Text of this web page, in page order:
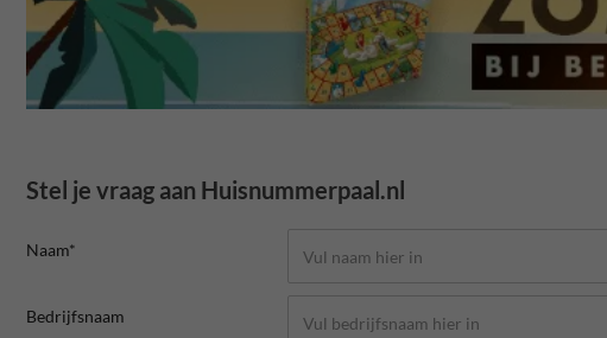
Stel je vraag aan Huisnummerpaal.nl
Naam*
Bedrijfsnaam